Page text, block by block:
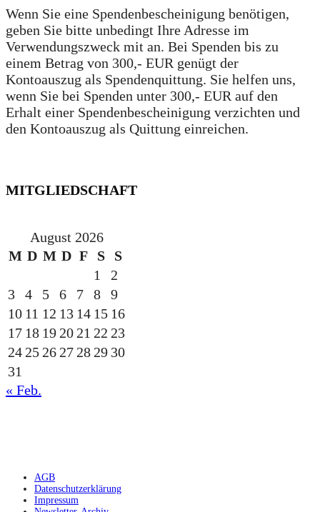
Wenn Sie eine Spendenbescheinigung benötigen,
geben Sie bitte unbedingt Ihre Adresse im
Verwendungszweck mit an. Bei Spenden bis zu
einem Betrag von 300,- EUR genügt der
Kontoauszug als Spendenquittung. Sie helfen uns,
wenn Sie bei Spenden unter 300,- EUR auf den
Erhalt einer Spendenbescheinigung verzichten und
den Kontoauszug als Quittung einreichen.
MITGLIEDSCHAFT
August 2026
M D M D F S
S
1
2
3
4 5 6 7 8
9
10 11 12 13 14 15 16
17 18 19 20 21 22 23
24 25 26 27 28 29 30
31
« Feb.
AGB
Datenschutzerklärung
Impressum